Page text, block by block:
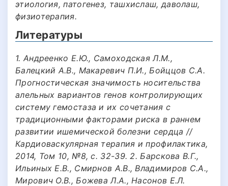
этиология, патогенез, ташхислаш, даволаш,
физиотерапия.
Литературы
1. Андреенко Е.Ю., Самоходская Л.М.,
Балецкий А.В., Макаревич П.И., Бойццов С.А.
Прогностическая значимость носительства
алельных вариантов генов контролирующих
систему гемостаза и их сочетания с
традиционными факторами риска в раннем
развитии ишемической болезни сердца //
Кардиоваскулярная терапия и профилактика,
2014, Том 10, №8, с. 32-39. 2. Барскова В.Г.,
Ильиных Е.В., Смирнов А.В., Владимиров С.А.,
Мирович О.В., Божева Л.А., Насонов Е.Л.